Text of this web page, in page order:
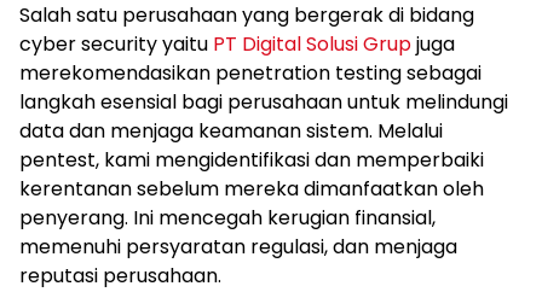
Salah satu perusahaan yang bergerak di bidang
cyber security yaitu PT Digital Solusi Grupjuga
merekomendasikan penetration testing sebagai
langkah esensial bagi perusahaan untuk melindungi
data dan menjaga keamanan sistem. Melalui
pentest, kami mengidentifikasi dan memperbaiki
kerentanan sebelum mereka dimanfaatkan oleh
penyerang. Ini mencegah kerugian finansial,
memenuhi persyaratan regulasi, dan menjaga
reputasi perusahaan.